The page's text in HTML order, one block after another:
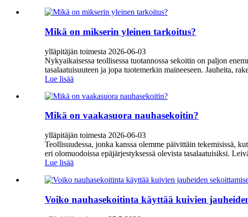
Mikä on mikserin yleinen tarkoitus?
ylläpitäjän toimesta 2026-06-03
Nykyaikaisessa teollisessa tuotannossa sekoitin on paljon
tasalaatuisuuteen ja jopa tuotemerkin maineeseen. Jauheita,
Lue lisää
Mikä on vaakasuora nauhasekoitin?
ylläpitäjän toimesta 2026-06-03
Teollisuudessa, jonka kanssa olemme päivittäin tekemisissä,
eri olomuodoissa epäjärjestyksessä olevista tasalaatuisiksi.
Lue lisää
Voiko nauhasekoitinta käyttää kuivien